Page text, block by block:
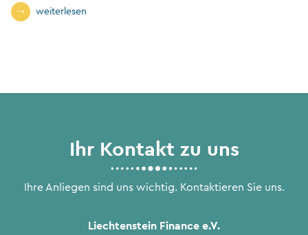
weiterlesen
Ihr Kontakt zu uns
Ihre Anliegen sind uns wichtig. Kontaktieren Sie uns.
Liechtenstein Finance e.V.